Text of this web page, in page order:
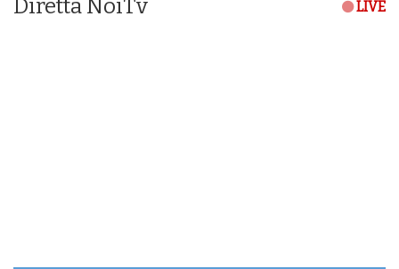
Diretta NoiTv LIVE